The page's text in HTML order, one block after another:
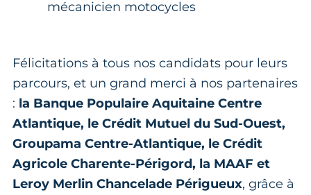
mécanicien motocycles
Félicitations à tous nos candidats pour leurs
parcours, et un grand merci à nos partenaires
: la Banque Populaire Aquitaine Centre
Atlantique, le Crédit Mutuel du Sud-Ouest,
Groupama Centre-Atlantique, le Crédit
Agricole Charente-Périgord, la MAAF et
Leroy Merlin Chancelade Périgueux, grâce à